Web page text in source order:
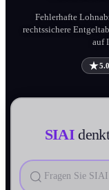
Fehlerhafte
rechtssichere
auf
5.0
SIAI